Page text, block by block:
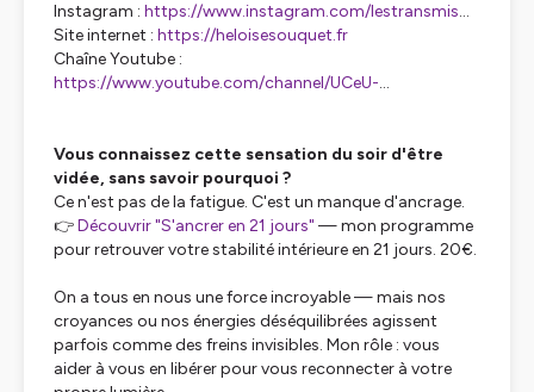
Instagram : https://www.instagram.com/lestransmis...
Site internet : https://heloisesouquet.fr
Chaîne Youtube :
https://www.youtube.com/channel/UCeU-...
Vous connaissez cette sensation du soir d'être
vidée, sans savoir pourquoi ?
Ce n'est pas de la fatigue. C'est un manque d'ancrage.
👉Découvrir "S'ancrer en 21 jours" — mon programme
pour retrouver votre stabilité intérieure en 21 jours. 20€.
On a tous en nous une force incroyable — mais nos
croyances ou nos énergies déséquilibrées agissent
parfois comme des freins invisibles. Mon rôle : vous
aider à vous en libérer pour vous reconnecter à votre